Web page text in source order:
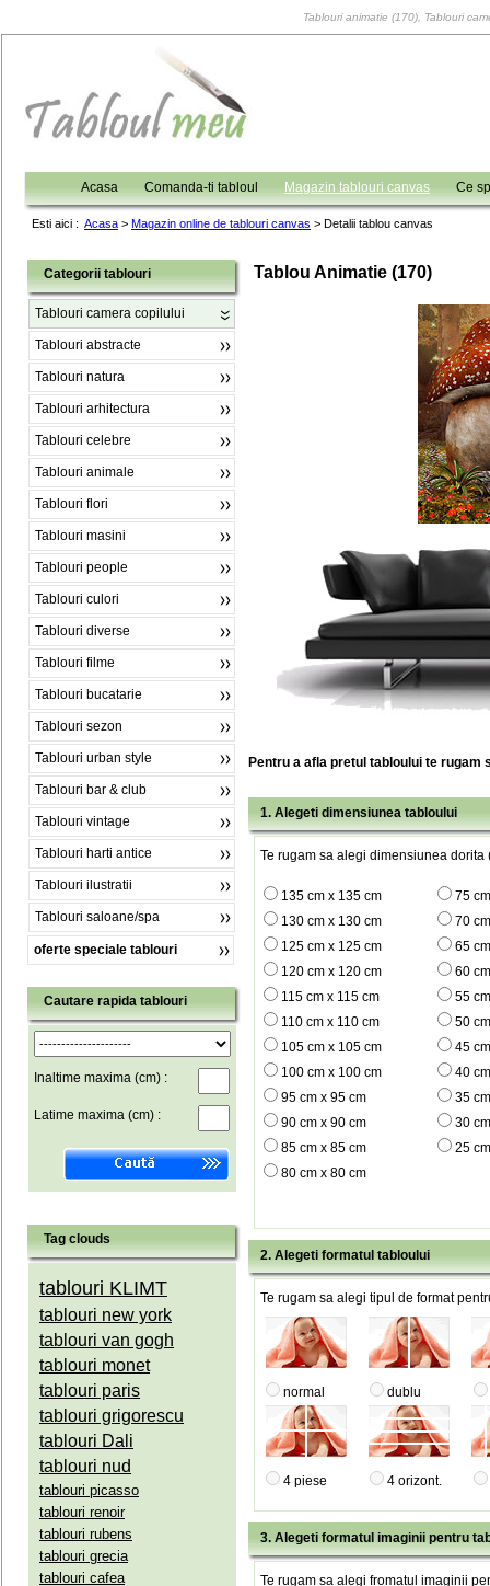
Tablouri animatie (170), Tablouri
Acasa Comanda-ti tabloul Magazin tablouri canvas Ce
Esti aici : Acasa > Magazin online de tablouri canvas > Detalii tablou canvas
Categorii tablouri
Tablouri camera copilului
Tablouri abstracte
Tablouri natura
Tablouri arhitectura
Tablouri celebre
Tablouri animale
Tablouri flori
Tablouri masini
Tablouri people
Tablouri culori
Tablouri diverse
Tablouri filme
Tablouri bucatarie
Tablouri sezon
Tablouri urban style
Tablouri bar & club
Tablouri vintage
Tablouri harti antice
Tablouri ilustratii
Tablouri saloane/spa
oferte speciale tablouri
Cautare rapida tablouri
Inaltime maxima (cm) :
Latime maxima (cm) :
Tag clouds
tablouri KLIMT
tablouri new york
tablouri van gogh
tablouri monet
tablouri paris
tablouri grigorescu
tablouri Dali
tablouri nud
tablouri picasso
tablouri renoir
tablouri rubens
tablouri grecia
tablouri cafea
Tablou Animatie (170)
Pentru a afla pretul tabloului te rugam
1. Alegeti dimensiunea tabloului
Te rugam sa alegi dimensiunea dorita
135 cm x 135 cm
75
130 cm x 130 cm
70
125 cm x 125 cm
65
120 cm x 120 cm
60
115 cm x 115 cm
55
110 cm x 110 cm
50
105 cm x 105 cm
45
100 cm x 100 cm
40
95 cm x 95 cm
35
90 cm x 90 cm
30
85 cm x 85 cm
25
80 cm x 80 cm
2. Alegeti formatul tabloului
Te rugam sa alegi tipul de format
normal dublu
4 piese 4 orizont.
3. Alegeti formatul imaginii pentru
Te rugam sa alegi fromatul imaginii